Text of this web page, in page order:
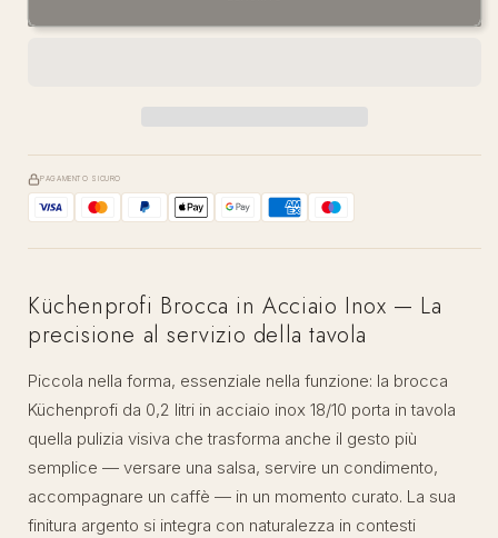
PAGAMENTO SICURO
Küchenprofi Brocca in Acciaio Inox — La
precisione al servizio della tavola
Piccola nella forma, essenziale nella funzione: la brocca
Küchenprofi da 0,2 litri in acciaio inox 18/10 porta in tavola
quella pulizia visiva che trasforma anche il gesto più
semplice — versare una salsa, servire un condimento,
accompagnare un caffè — in un momento curato. La sua
finitura argento si integra con naturalezza in contesti